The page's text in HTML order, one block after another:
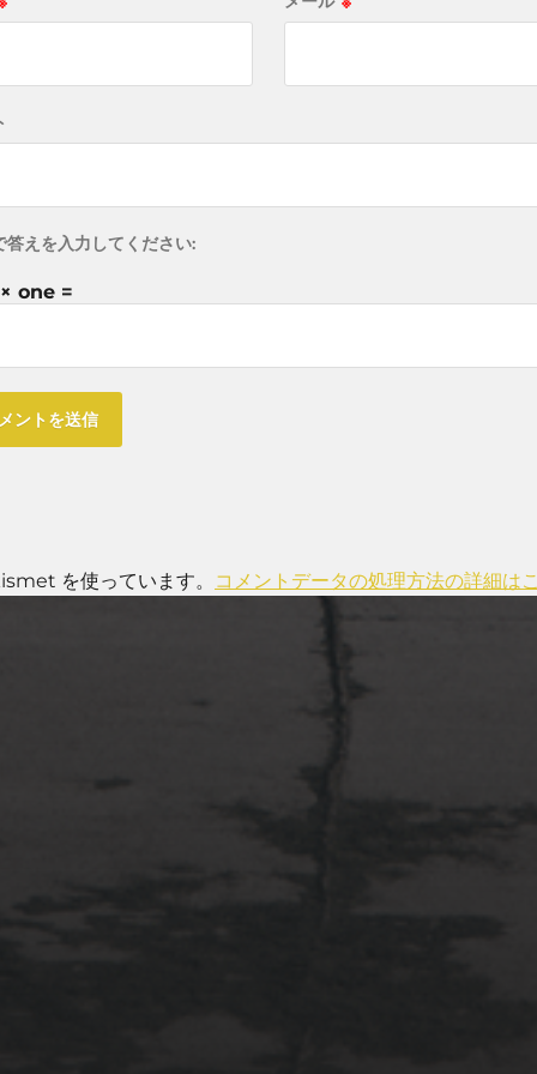
答えを入力してください:
one =
を使っています。 コメントデータの処理方法の詳細は